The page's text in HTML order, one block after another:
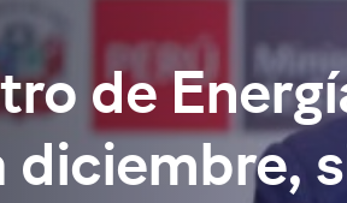
de
diciembre,